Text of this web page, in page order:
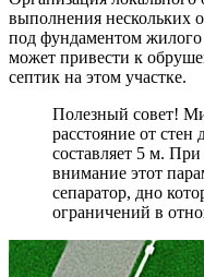
выполнения нескольких
под фундаментом жилого
может привести к
септик на этом участке.
Полезный совет!
расстояние от
составляет 5 м. При
внимание этот
сепаратор, дно
ограничений в